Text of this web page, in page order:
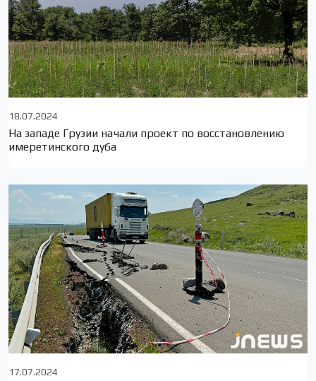
18.07.2024
На западе Грузии начали проект по восстановлению
имеретинского дуба
17.07.2024